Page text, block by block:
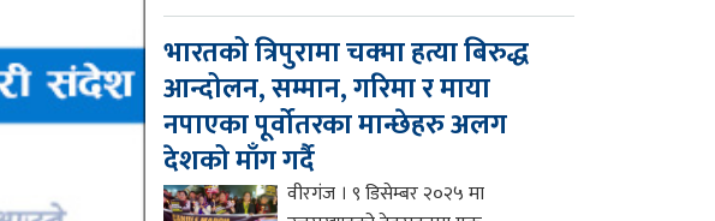
भारतको त्रिपुरामा चक्मा हत्या बिरुद्ध
आन्दोलन, सम्मान, गरिमा र माया
नपाएका पूर्वोतरका मान्छेहरु अलग
देशको माँग गर्दै
वीरगंज । ९ डिसेम्बर २०२५ मा